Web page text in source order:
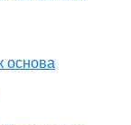
основа